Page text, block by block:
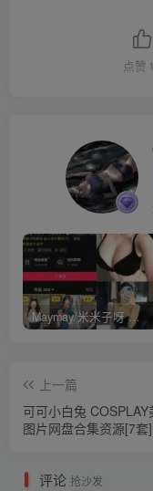
点赞
Maymay/米米子呀 铁粉空间视图资源下载(持续更新)
上一篇
可可小白兔 COSPLAY
图片网盘合集资源[7套
评论 抢沙发